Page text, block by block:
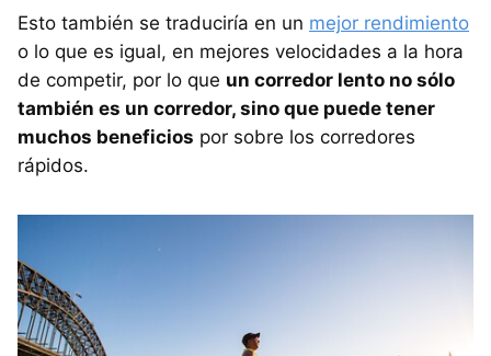
Esto también se traduciría en un mejor rendimiento
o lo que es igual, en mejores velocidades a la hora
de competir, por lo que un corredor lento no sólo
también es un corredor, sino que puede tener
muchos beneficios por sobre los corredores
rápidos.